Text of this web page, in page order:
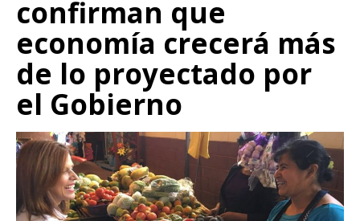
confirman que
economía crecerá más
de lo proyectado por
el Gobierno